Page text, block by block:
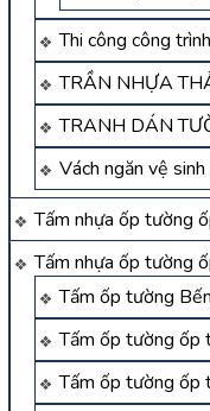
Thi công công
TRẦN NHỰA
TRANH DÁN
Vách ngăn vệ
Tấm nhựa ốp tường
Tấm nhựa ốp tường
Tấm ốp tường
Tấm ốp tường ốp
Tấm ốp tường ốp